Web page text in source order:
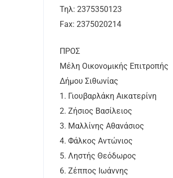
Τηλ: 2375350123
Fax: 2375020214
ΠΡΟΣ
Μέλη Οικονομικής Επιτροπής
Δήμου Σιθωνίας
1. Γιουβαρλάκη Αικατερίνη
2. Ζήσιος Βασίλειος
3. Μαλλίνης Αθανάσιος
4. Φάλκος Αντώνιος
5. Ληστής Θεόδωρος
6. Ζέππος Ιωάννης